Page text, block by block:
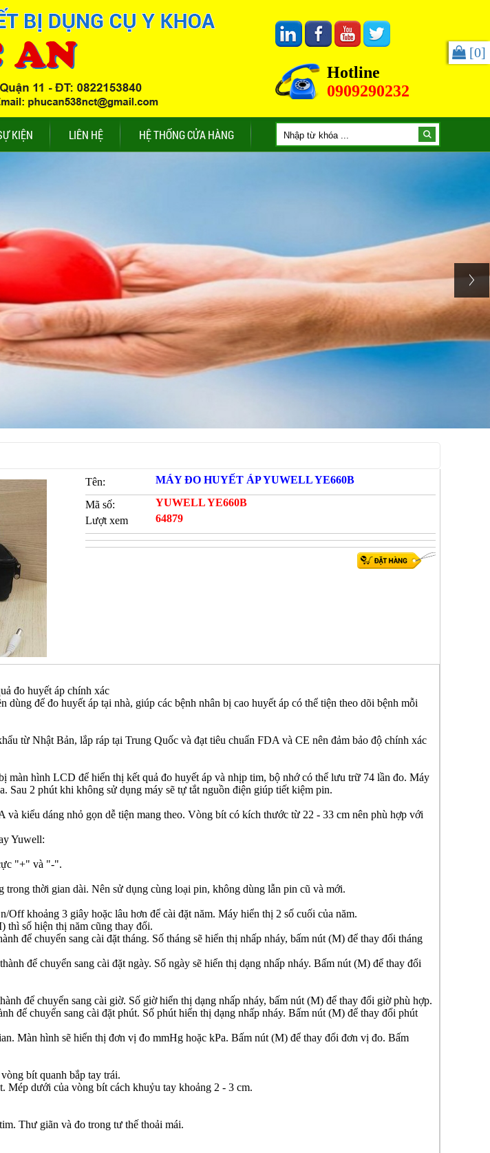
Hotline
0909290232
[0]
KIỆN LIÊN HỆ HỆ THỐNG CỬA HÀNG
Tên: MÁY ĐO HUYẾT ÁP YUWELL YE660B
Mã số:
YUWELL YE660B
Lượt xem
64879
đo huyết áp chính xác
dùng để đo huyết áp tại nhà, giúp các bệnh nhân bị cao huyết áp có thể tiện theo dõi bệnh mỗi
từ Nhật Bản, lắp ráp tại Trung Quốc và đạt tiêu chuẩn FDA và CE nên đảm bảo độ chính xác
màn hình LCD để hiển thị kết quả đo huyết áp và nhịp tim, bộ nhớ có thể lưu trữ 74 lần đo. Máy
Sau 2 phút khi không sử dụng máy sẽ tự tắt nguồn điện giúp tiết kiệm pin.
và kiểu dáng nhỏ gọn dễ tiện mang theo. Vòng bít có kích thước từ 22 - 33 cm nên phù hợp với
Yuwell:
"+" và "-".
trong thời gian dài. Nên sử dụng cùng loại pin, không dùng lẫn pin cũ và mới.
khoảng 3 giây hoặc lâu hơn để cài đặt năm. Máy hiển thị 2 số cuối của năm.
thì số hiện thị năm cũng thay đổi.
để chuyển sang cài đặt tháng. Số tháng sẽ hiển thị nhấp nháy, bấm nút (M) để thay đổi tháng
để chuyển sang cài đặt ngày. Số ngày sẽ hiển thị dạng nhấp nháy. Bấm nút (M) để thay đổi
để chuyển sang cài giờ. Số giờ hiển thị dạng nhấp nháy, bấm nút (M) để thay đổi giờ phù hợp.
để chuyển sang cài đặt phút. Số phút hiển thị dạng nhấp nháy. Bấm nút (M) để thay đổi phút
Màn hình sẽ hiển thị đơn vị đo mmHg hoặc kPa. Bấm nút (M) để thay đổi đơn vị đo. Bấm
bít quanh bắp tay trái.
Mép dưới của vòng bít cách khuỷu tay khoảng 2 - 3 cm.
Thư giãn và đo trong tư thế thoải mái.